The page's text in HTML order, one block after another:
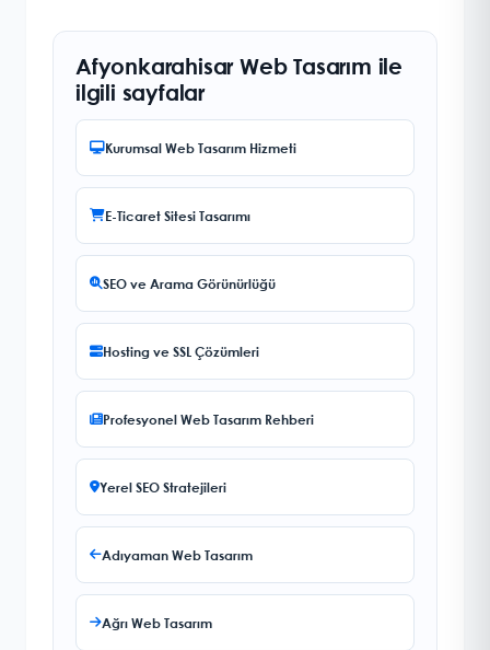
Afyonkarahisar Web Tasarım ile
ilgili sayfalar
Kurumsal Web Tasarım Hizmeti
E-Ticaret Sitesi Tasarımı
SEO ve Arama Görünürlüğü
Hosting ve SSL Çözümleri
Profesyonel Web Tasarım Rehberi
Yerel SEO Stratejileri
Adıyaman Web Tasarım
Ağrı Web Tasarım